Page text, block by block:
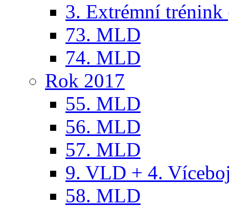
3. Extrémní trénink
73. MLD
74. MLD
Rok 2017
55. MLD
56. MLD
57. MLD
9. VLD + 4.
58. MLD